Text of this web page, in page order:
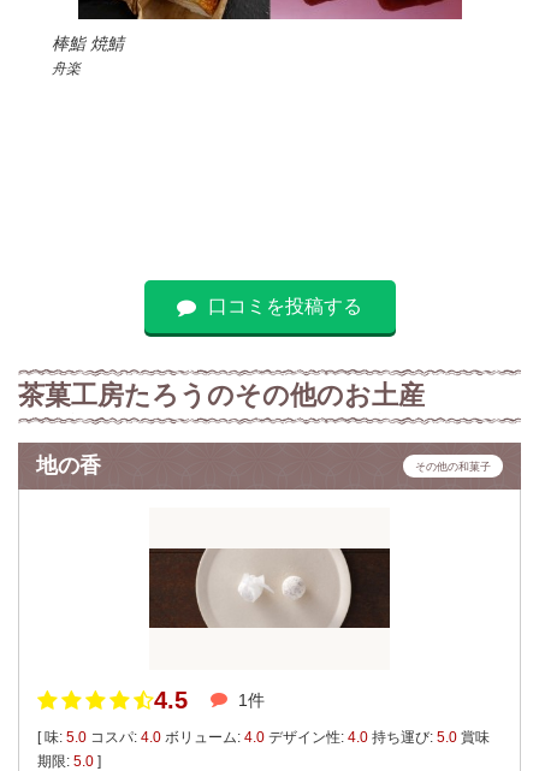
棒鮨 焼鯖
舟楽
口コミを投稿する
茶菓工房たろうのその他のお土産
地の香 その他の和菓子
4.5 1件
[ 味: 5.0 コスパ: 4.0 ボリューム: 4.0 デザイン性: 4.0 持ち運び: 5.0 賞味
期限: 5.0 ]